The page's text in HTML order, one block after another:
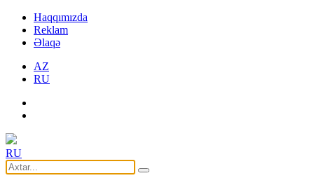
Haqqımızda
Reklam
Əlaqə
AZ
RU
RU